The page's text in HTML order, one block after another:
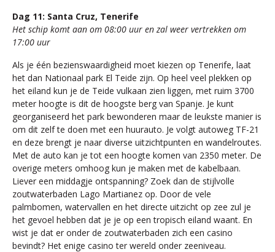
Dag 11: Santa Cruz, Tenerife
Het schip komt aan om 08:00 uur en zal weer vertrekken om
17:00 uur
Als je één bezienswaardigheid moet kiezen op Tenerife, laat
het dan Nationaal park El Teide zijn. Op heel veel plekken op
het eiland kun je de Teide vulkaan zien liggen, met ruim 3700
meter hoogte is dit de hoogste berg van Spanje. Je kunt
georganiseerd het park bewonderen maar de leukste manier is
om dit zelf te doen met een huurauto. Je volgt autoweg TF-21
en deze brengt je naar diverse uitzichtpunten en wandelroutes.
Met de auto kan je tot een hoogte komen van 2350 meter. De
overige meters omhoog kun je maken met de kabelbaan.
Liever een middagje ontspanning? Zoek dan de stijlvolle
zoutwaterbaden Lago Martianez op. Door de vele
palmbomen, watervallen en het directe uitzicht op zee zul je
het gevoel hebben dat je je op een tropisch eiland waant. En
wist je dat er onder de zoutwaterbaden zich een casino
bevindt? Het enige casino ter wereld onder zeeniveau.